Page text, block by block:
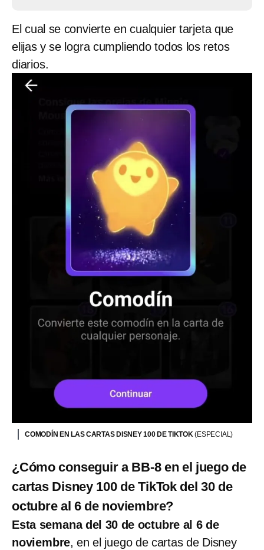
El cual se convierte en cualquier tarjeta que
elijas y se logra cumpliendo todos los retos
diarios.
COMODÍN EN LAS CARTAS DISNEY 100 DE TIKTOK(ESPECIAL)
¿Cómo conseguir a BB-8 en el juego de
cartas Disney 100 de TikTok del 30 de
octubre al 6 de noviembre?
Esta semana del 30 de octubre al 6 de
noviembre, en el juego de cartas de Disney